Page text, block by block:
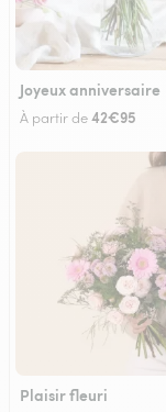
Joyeux anniversaire
À partir de42€95
Plaisir fleuri